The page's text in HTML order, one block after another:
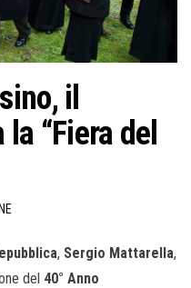
il
“Fiera del
, Sergio Mattarella,
del 40° Anno